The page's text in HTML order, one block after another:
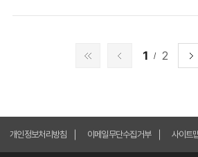
1 2
개인정보처리방침 이메일무단수집거부 사이트